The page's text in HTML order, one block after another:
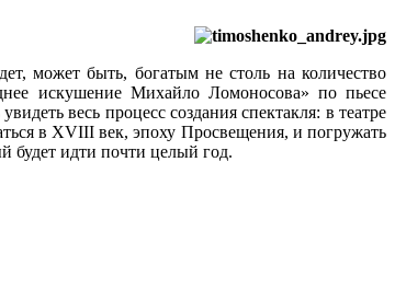
может быть, богатым не столь на количество
искушение Михайло Ломоносова» по пьесе
весь процесс создания спектакля: в театре
в XVIII век, эпоху Просвещения, и погружать
будет идти почти целый год.